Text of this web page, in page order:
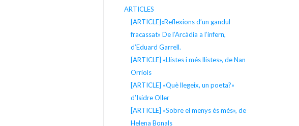
ARTICLES
[ARTICLE]«Reflexions d’un gandul
fracassat» De l’Arcàdia a l’infern,
d’Eduard Garrell.
[ARTICLE] «Llistes i més llistes», de Nan
Orriols
[ARTICLE] «Què llegeix, un poeta?»
d’Isidre Oller
[ARTICLE] «Sobre el menys és més», de
Helena Bonals